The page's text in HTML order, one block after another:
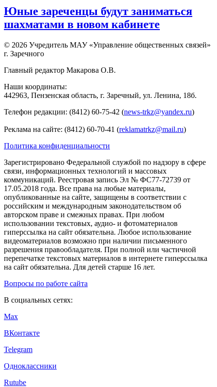
Юные зареченцы будут заниматься
шахматами в новом кабинете
© 2026 Учредитель МАУ «Управление общественных связей»
г. Заречного
Главный редактор Макарова О.В.
Наши координаты:
442963, Пензенская область, г. Заречный, ул. Ленина, 18б.
Телефон редакции: (8412) 60-75-42 (news-trkz@yandex.ru)
Реклама на сайте: (8412) 60-70-41 (reklamatrkz@mail.ru)
Политика конфиденциальности
Зарегистрировано Федеральной службой по надзору в сфере
связи, информационных технологий и массовых
коммуникаций. Реестровая запись Эл № ФС77-72739 от
17.05.2018 года. Все права на любые материалы,
опубликованные на сайте, защищены в соответствии с
российским и международным законодательством об
авторском праве и смежных правах. При любом
использовании текстовых, аудио- и фотоматериалов
гиперссылка на сайт обязательна. Любое использование
видеоматериалов возможно при наличии письменного
разрешения правообладателя. При полной или частичной
перепечатке текстовых материалов в интернете гиперссылка
на сайт обязательна. Для детей старше 16 лет.
Вопросы по работе сайта
В социальных сетях:
Max
ВКонтакте
Telegram
Одноклассники
Rutube